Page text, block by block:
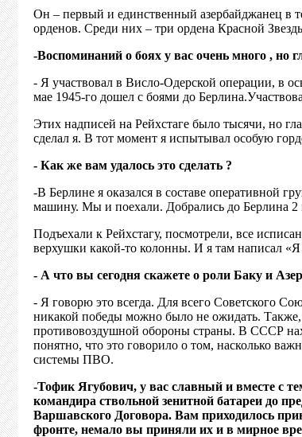
Он – первый и единственный азербайджанец в
орденов. Среди них – три ордена Красной
-Воспоминаний о боях у вас очень много , но
- Я участвовал в Висло-Одерской операции, в
мае 1945-го дошел с боями до
Этих надписей на Рейхстаге было тысячи, но
сделал я. В тот момент я испытывал особую
- Как же вам удалось это сделать ?
-В Берлине я оказался в составе оперативной
машину. Мы и поехали. Добрались до Берлина 2
Подъехали к Рейхстагу, посмотрели, все
верхушки какой-то колонны. И я там написал «Я
- А что вы сегодня скажете о роли Баку и
- Я говорю это всегда. Для всего Советского
никакой победы можно было не ожидать. Также,
противовоздушной обороны страны. В СССР
понятно, что это говорило о том, насколько
системы ПВО.
-Тофик Ягубович, у вас славный и вместе с
командира ствольной зенитной батареи до
Варшавского Договора. Вам приходилось
фронте, немало вы приняли их и в мирное